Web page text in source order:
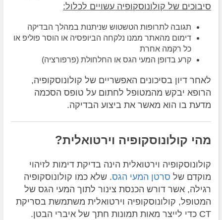
סיבוכים של קולונוסקופיה עשויים לכלול:
תגובה לתרופות הטשטוש שניתנות במהלך הבדיקה
דימום מהאתר ממנו נלקחה הביופסיה או הוסר פוליפ או
כל רקמה אחרת
קרע בדופן המעי הגס או החלחולת (פרפורציה)
לאחר דיון בסיכונים האפשריים של קולונוסקופיה,
הרופא יבקש מהמטופל לחתום על טופס הסכמה
מדעת בו הוא מאשר את ביצוע הבדיקה.
מהי קולונוסקופיה וירטואלית?
קולונוסקופיה וירטואלית הינה בדיקת דימות לזיהוי
מוקדם של סרטן המעי הגס. שלא כמו קולונוסקופיה
רגילה, אשר דורש הכנסת צינור לתוך המעי הגס של
המטופל, קולונוסקופיה וירטואלית משתמשת בסריקת
CT כדי לייצר מאות תמונות חתך של איברי הבטן.